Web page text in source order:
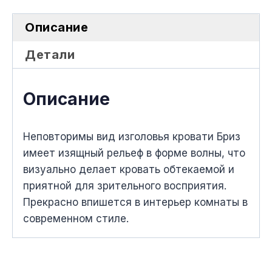
Описание
Детали
Описание
Неповторимы вид изголовья кровати Бриз
имеет изящный рельеф в форме волны, что
визуально делает кровать обтекаемой и
приятной для зрительного восприятия.
Прекрасно впишется в интерьер комнаты в
современном стиле.